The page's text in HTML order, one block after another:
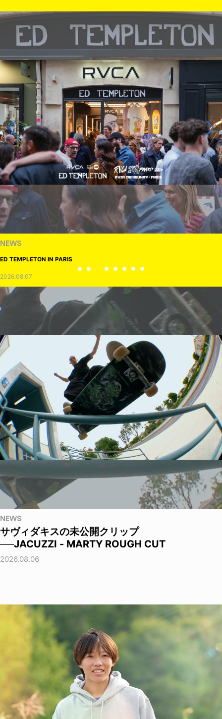
NEWS
ED TEMPLETON IN PARIS
2026.08.07
NEWS
サヴィダキスの未公開クリップ
──JACUZZI - MARTY ROUGH CUT
2026.08.06